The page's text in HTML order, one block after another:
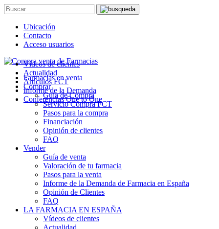
Ubicación
Contacto
Acceso usuarios
Farmacias en venta
Comprar
Guía de Compra
Servicio Compra FCT
Pasos para la compra
Financiación
Opinión de clientes
FAQ
Vender
Guía de venta
Valoración de tu farmacia
Pasos para la venta
Informe de la Demanda de Farmacia en España
Opinión de Clientes
FAQ
LA FARMACIA EN ESPAÑA
Vídeos de clientes
Actualidad
Vídeos de clientes
Actualidad
Artículos FCT
Informe de la Demanda
Conferencias One to One